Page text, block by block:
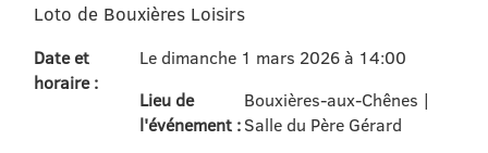
Loto de Bouxières Loisirs
Date et
horaire :
Le dimanche 1 mars 2026 à 14:00
Lieu de
l'événement :
Bouxières-aux-Chênes |
Salle du Père Gérard